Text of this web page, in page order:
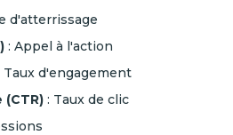
d'atterrissage
: Appel à l'action
Taux d'engagement
: Taux de clic